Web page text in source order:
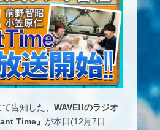
告知した、 WAVE!!のラジオ
Time』 が本日(12月7日